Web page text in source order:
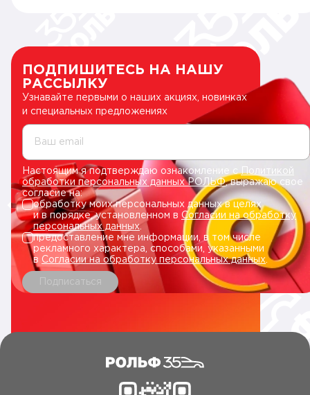
ПОДПИШИТЕСЬ НА НАШУ
РАССЫЛКУ
Узнавайте первыми о наших акциях, новинках
и специальных предложениях
Ваш email
Настоящим я подтверждаю ознакомление сПолитикой
обработки персональных данных РОЛЬФ, выражаю свое
согласие на:
обработку моих персональных данных в целях
и в порядке, установленном в Согласии на обработку
персональных данных.
предоставление мне информации, в том числе
рекламного характера, способами, указанными
в Согласии на обработку персональных данных
Подписаться